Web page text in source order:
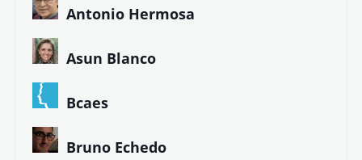
Antonio Hermosa
Asun Blanco
Bcaes
Bruno Echedo